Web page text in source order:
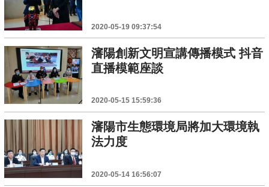
2020-05-19 09:37:54
瀋陽創新文明宣講傳播模式 抖音
直播模範座談
2020-05-15 15:59:36
瀋陽市生態環境局將加大環境執
法力度
2020-05-14 16:56:07